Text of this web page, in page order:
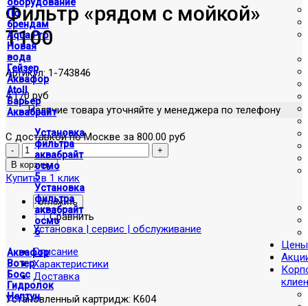
По
брендам
Aqua Pro
Новая
вода
Гейзер
Аквафор
Atoll
Барьер
Аквабрайт
Установка
фильтра
аквабрайт
осмо
5
Установка
фильтра
аквабрайт
осмо
6
Аквафор
Вотер
Босс
Гидролок
Нептун
Цены
Фильтр «рядом с мойкой»
T100
Артикул: 1-743846
4,170 руб
Наличие товара уточняйте у менеджера по телефону
С доставкой по Москве за 800.00 руб
Купить в 1 клик
отложить
Сравнить
Установка | сервис | обслуживание
Описание
Характеристики
Доставка
Установленный картридж: K604